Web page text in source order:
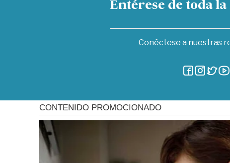
Entérese de toda
Conéctese a nuestras